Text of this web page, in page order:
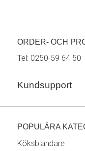
ORDER- OCH
Tel: 0250-59 64 50
Kundsupport
POPULÄRA
Köksblandare